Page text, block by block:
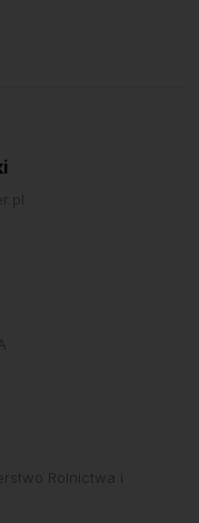
Rolnictwa i